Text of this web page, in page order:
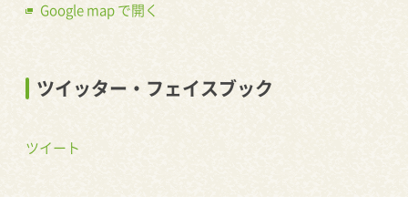
Google map で開く
ツイッター・フェイスブック
ツイート